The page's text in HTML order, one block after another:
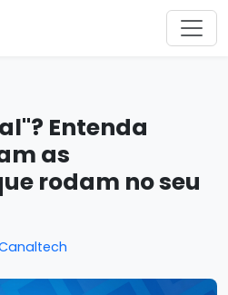
Entenda
as
rodam no seu